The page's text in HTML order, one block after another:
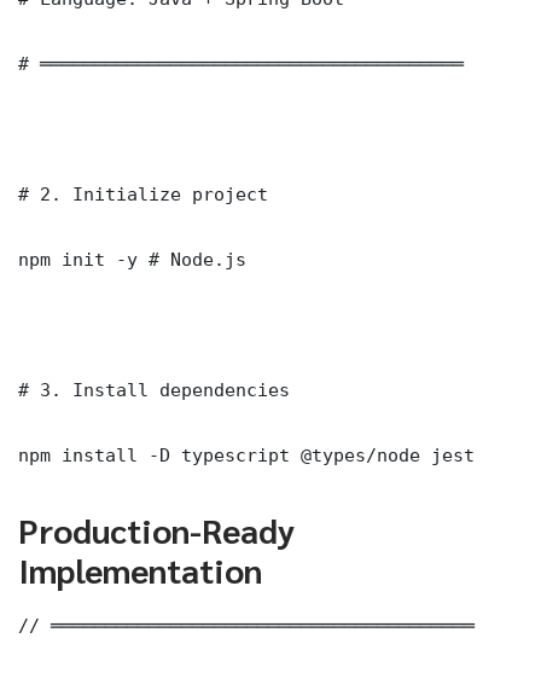
# ═══════════════════════════════════════
# 2. Initialize project
npm init -y # Node.js
# 3. Install dependencies
npm install -D typescript @types/node jest
Production-Ready
Implementation
// ═══════════════════════════════════════